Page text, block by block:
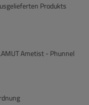
Produkts
Ametist - Phunnel